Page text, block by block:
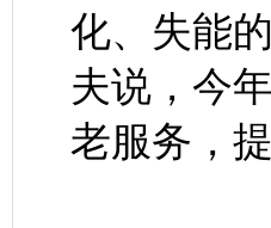
化、失能
夫说，今
老服务，